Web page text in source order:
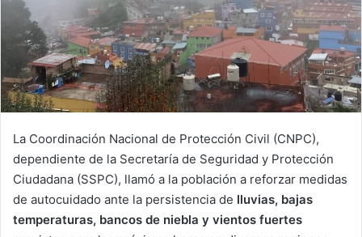
La Coordinación Nacional de Protección Civil (CNPC),
dependiente de la Secretaría de Seguridad y Protección
Ciudadana (SSPC), llamó a la población a reforzar medidas
de autocuidado ante la persistencia de lluvias, bajas
temperaturas, bancos de niebla y vientos fuertes